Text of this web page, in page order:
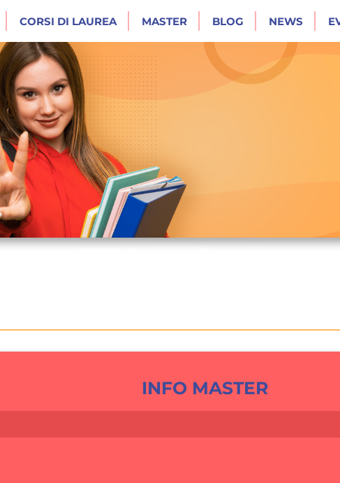
CORSI DI LAUREA MASTER BLOG NEWS
INFO MASTER